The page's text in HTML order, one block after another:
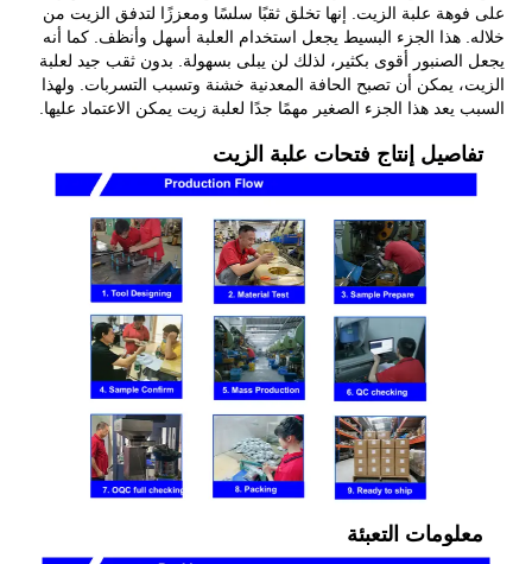
على فوهة علبة الزيت. إنها تخلق ثقبًا سلسًا ومعززًا لتدفق الزيت من
خلاله. هذا الجزء البسيط يجعل استخدام العلبة أسهل وأنظف. كما أنه
يجعل الصنبور أقوى بكثير، لذلك لن يبلى بسهولة. بدون ثقب جيد لعلبة
الزيت، يمكن أن تصبح الحافة المعدنية خشنة وتسبب التسربات. ولهذا
السبب يعد هذا الجزء الصغير مهمًا جدًا لعلبة زيت يمكن الاعتماد عليها.
تفاصيل إنتاج فتحات علبة الزيت
معلومات التعبئة